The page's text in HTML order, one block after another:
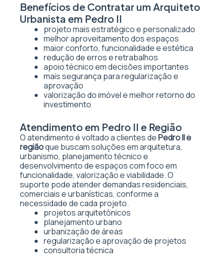
Benefícios de Contratar um Arquiteto
Urbanista em Pedro II
projeto mais estratégico e personalizado
melhor aproveitamento dos espaços
maior conforto, funcionalidade e estética
redução de erros e retrabalhos
apoio técnico em decisões importantes
mais segurança para regularização e
aprovação
valorização do imóvel e melhor retorno do
investimento
Atendimento em Pedro II e Região
O atendimento é voltado a clientes dePedro II e
regiãoque buscam soluções em arquitetura,
urbanismo, planejamento técnico e
desenvolvimento de espaços com foco em
funcionalidade, valorização e viabilidade. O
suporte pode atender demandas residenciais,
comerciais e urbanísticas, conforme a
necessidade de cada projeto.
projetos arquitetônicos
planejamento urbano
urbanização de áreas
regularização e aprovação de projetos
consultoria técnica